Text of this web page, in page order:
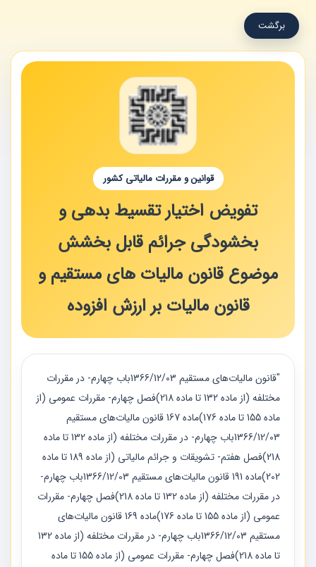
برگشت
قوانین و مقررات مالیاتی کشور
تفویض اختیار تقسیط بدهی و
بخشودگی جرائم قابل بخشش
موضوع قانون مالیات های مستقیم و
قانون مالیات بر ارزش افزوده
"قانون مالیات‌های مستقیم 1366/12/03باب چهارم- در مقررات
مختلفه (از ماده 132 تا ماده 218)فصل چهارم- مقررات عمومی (از
ماده 155 تا ماده 176)ماده 167 قانون مالیات‌های مستقیم
1366/12/03باب چهارم- در مقررات مختلفه (از ماده 132 تا ماده
218)فصل هفتم- تشویقات و جرائم مالیاتی (از ماده 189 تا ماده
202)ماده 191 قانون مالیات‌های مستقیم 1366/12/03باب چهارم-
در مقررات مختلفه (از ماده 132 تا ماده 218)فصل چهارم- مقررات
عمومی (از ماده 155 تا ماده 176)ماده 169 قانون مالیات‌های
مستقیم 1366/12/03باب چهارم- در مقررات مختلفه (از ماده 132
تا ماده 218)فصل چهارم- مقررات عمومی (از ماده 155 تا ماده